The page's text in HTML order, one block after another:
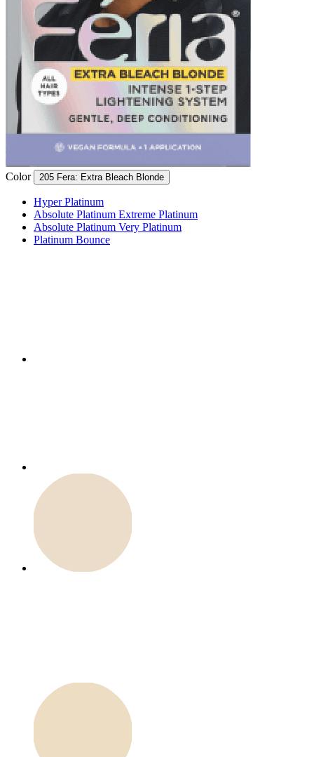
Color 205 Fera: Extra Bleach Blonde
Hyper Platinum
Absolute Platinum Extreme Platinum
Absolute Platinum Very Platinum
Platinum Bounce